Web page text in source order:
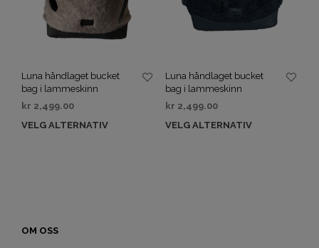
Luna håndlaget bucket
bag i lammeskinn
kr 2,499.00
VELG ALTERNATIV
Luna håndlaget bucket
bag i lammeskinn
kr 2,499.00
VELG ALTERNATIV
OM OSS